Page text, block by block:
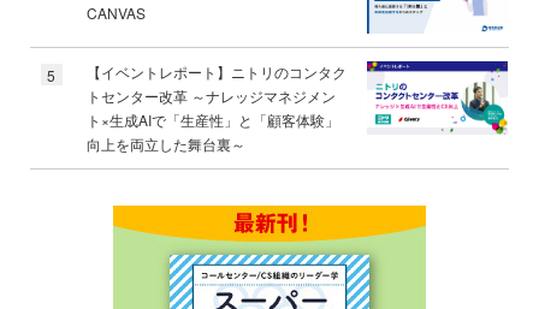
CANVAS
5
【イベントレポート】ニトリのコンタク
トセンター改革 ～ナレッジマネジメン
ト×生成AIで「生産性」と「顧客体験」
向上を両立した舞台裏～